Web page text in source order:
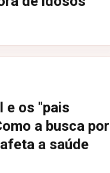
e os "pais
a busca por
a saúde